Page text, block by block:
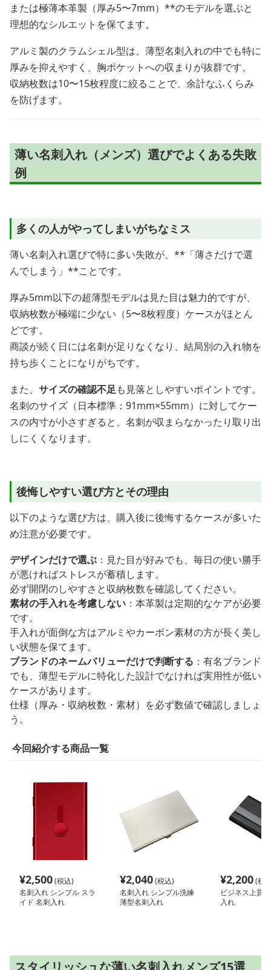
または極薄本革製（厚み5〜7mm）**のモデルを選ぶと
理想的なシルエットを保てます。
アルミ製のクラムシェル型は、薄型名刺入れの中でも特に
厚みを抑えやすく、胸ポケットへの収まりが抜群です。
収納枚数は10〜15枚程度に絞ることで、余計なふくらみ
を防げます。
薄い名刺入れ（メンズ）選びでよくある失敗
例
多くの人がやってしまいがちなミス
薄い名刺入れ選びで特に多い失敗が、**「薄さだけで選
んでしまう」**ことです。
厚み5mm以下の超薄型モデルは見た目は魅力的ですが、
収納枚数が極端に少ない（5〜8枚程度）ケースがほとん
どです。
商談が続く日には名刺が足りなくなり、結局別の入れ物を
持ち歩くことになりがちです。
また、 サイズの確認不足も見落としやすいポイントです。
名刺のサイズ（日本標準：91mm×55mm）に対してケー
スの内寸が小さすぎると、名刺が収まらなかったり取り出
しにくくなります。
後悔しやすい選び方とその理由
以下のような選び方は、購入後に後悔するケースが多いた
め注意が必要です。
デザインだけで選ぶ ：見た目が好みでも、毎日の使い勝手
が悪ければストレスが蓄積します。
必ず開閉のしやすさと収納枚数を確認してください。
素材の手入れを考慮しない ：本革製は定期的なケアが必要
です。
手入れが面倒な方はアルミやカーボン素材の方が長く美し
い状態を保てます。
ブランドのネームバリューだけで判断する ：有名ブランド
でも、薄型モデルに特化した設計でなければ実用性が低い
ケースがあります。
仕様（厚み・収納枚数・素材）を必ず数値で確認しましょ
う。
今回紹介する商品一覧
¥2,500(税込)
名刺入れ シンプル スラ
イド 名刺入れ
¥2,040(税込)
名刺入れ シンプル洗練
薄型名刺入れ
¥2,200(税
ビジネス上質
入れ
スタイリッシュな薄い名刺入れメンズ15選